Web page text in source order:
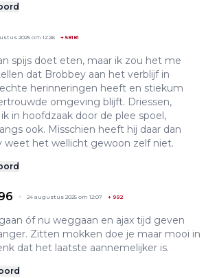
2025 om 12:26 + 58181
spijs doet eten, maar ik zou het me
dat Brobbey aan het verblijf in
herinneringen heeft en stiekum
omgeving blijft. Driessen,
in hoofdzaak door de plee spoel,
ook. Misschien heeft hij daar dan
weet het wellicht gewoon zelf niet.
24 augustus 2025 om 12:07 + 992
óf nu weggaan en ajax tijd geven
Zitten mokken doe je maar mooi in
dat het laatste aannemelijker is.